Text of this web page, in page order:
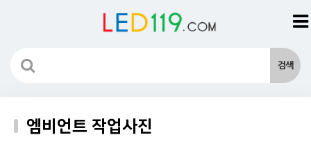
엠비언트 작업사진